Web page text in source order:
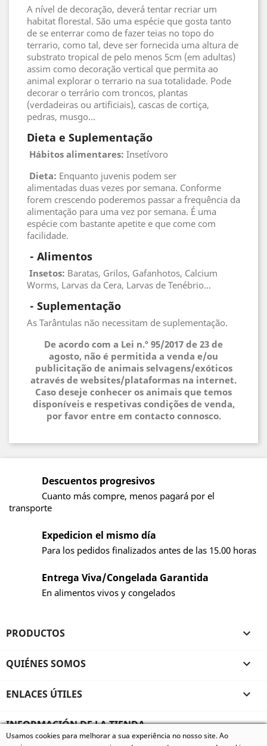
A nível de decoração, deverá tentar recriar um
habitat florestal. São uma espécie que gosta tanto
de se enterrar como de fazer teias no topo do
terrario, como tal, deve ser fornecida uma altura de
substrato tropical de pelo menos 5cm (em adultas)
assim como decoração vertical que permita ao
animal explorar o terrario na sua totalidade. Pode
decorar o terrário com troncos, plantas
(verdadeiras ou artificiais), cascas de cortiça,
pedras, musgo...
Dieta e Suplementação
Hábitos alimentares: Insetívoro
Dieta: Enquanto juvenis podem ser
alimentadas duas vezes por semana. Conforme
forem crescendo poderemos passar a frequência da
alimentação para uma vez por semana. É uma
espécie com bastante apetite e que come com
facilidade.
- Alimentos
Insetos: Baratas, Grilos, Gafanhotos, Calcium
Worms, Larvas da Cera, Larvas de Tenébrio...
- Suplementação
As Tarântulas não necessitam de suplementação.
De acordo com a Lei n.º 95/2017 de 23 de
agosto, não é permitida a venda e/ou
publicitação de animais selvagens/exóticos
através de websites/plataformas na internet.
Caso deseje conhecer os animais que temos
disponíveis e respetivas condições de venda,
por favor entre em contacto connosco.
Descuentos progresivos
Cuanto más compre, menos pagará por el
transporte
Expedicion el mismo día
Para los pedidos finalizados antes de las 15.00 horas
Entrega Viva/Congelada Garantida
En alimentos vivos y congelados
PRODUCTOS 
QUIÉNES SOMOS 
ENLACES ÚTILES 
INFORMACIÓN DE LA TIENDA
Usamos cookies para melhorar a sua experiência no nosso site. Ao